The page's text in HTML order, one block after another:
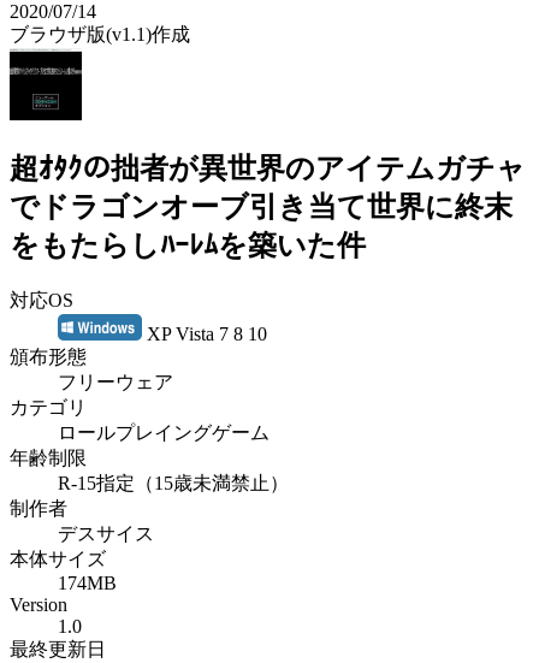
2020/07/14
ブラウザ版(v1.1)作成
超ｵﾀｸの拙者が異世界のアイテムガチャ
でドラゴンオーブ引き当て世界に終末
をもたらしﾊｰﾚﾑを築いた件
対応OS
XP Vista 7 8 10
頒布形態
フリーウェア
カテゴリ
ロールプレイングゲーム
年齢制限
R-15指定（15歳未満禁止）
制作者
デスサイス
本体サイズ
174MB
Version
1.0
最終更新日